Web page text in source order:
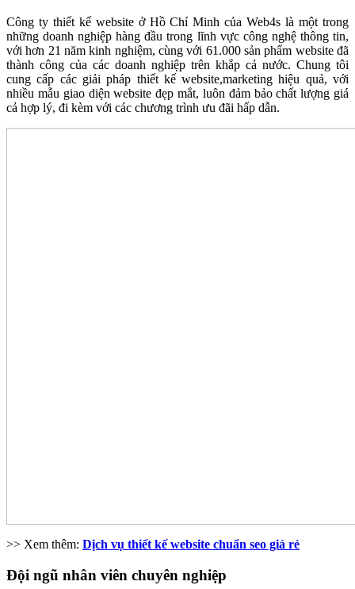
Công ty thiết kế website ở Hồ Chí Minh của Web4s là một trong
những doanh nghiệp hàng đầu trong lĩnh vực công nghệ thông tin,
với hơn 21 năm kinh nghiệm, cùng với 61.000 sản phẩm website đã
thành công của các doanh nghiệp trên khắp cả nước. Chung tôi
cung cấp các giải pháp thiết kế website,marketing hiệu quả, với
nhiều mẫu giao diện website đẹp mắt, luôn đảm bảo chất lượng giá
cả hợp lý, đi kèm với các chương trình ưu đãi hấp dẫn.
>> Xem thêm: Dịch vụ thiết kế website chuẩn seo giá rẻ
Đội ngũ nhân viên chuyên nghiệp